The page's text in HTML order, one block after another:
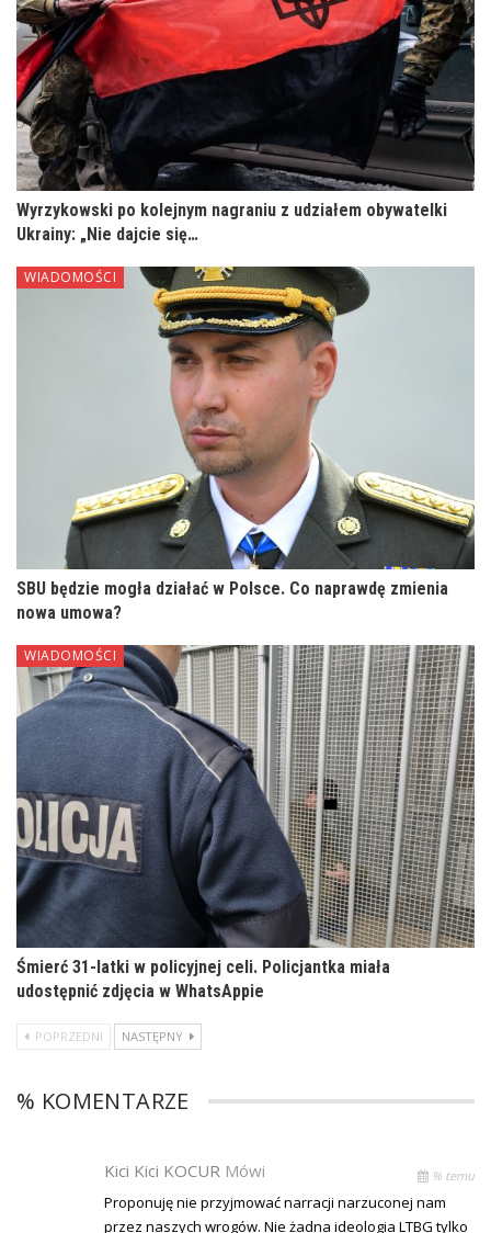
Wyrzykowski po kolejnym nagraniu z udziałem obywatelki
Ukrainy: „Nie dajcie się…
WIADOMOŚCI
SBU będzie mogła działać w Polsce. Co naprawdę zmienia
nowa umowa?
WIADOMOŚCI
Śmierć 31-latki w policyjnej celi. Policjantka miała
udostępnić zdjęcia w WhatsAppie
POPRZEDNI NASTĘPNY
% KOMENTARZE
Kici Kici KOCUR Mówi % temu
Proponuję nie przyjmować narracji narzuconej nam
przez naszych wrogów. Nie żadna ideologia LTBG tylko